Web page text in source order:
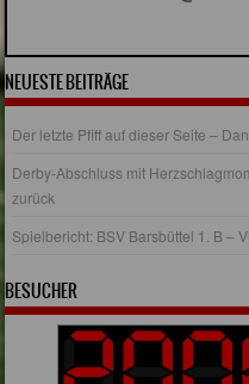
NEUESTE BEITRÄGE
Der letzte Pfiff auf dieser Seite –
Derby-Abschluss mit
zurück
Spielbericht: BSV Barsbüttel 1. B –
BESUCHER